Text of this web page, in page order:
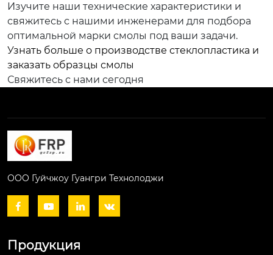
Изучите наши технические характеристики и
свяжитесь с нашими инженерами для подбора
оптимальной марки смолы под ваши задачи.
Узнать больше о производстве стеклопластика и
заказать образцы смолы
Свяжитесь с нами сегодня
ООО Гуйчжоу Гуангри Технолоджи
   
Продукция